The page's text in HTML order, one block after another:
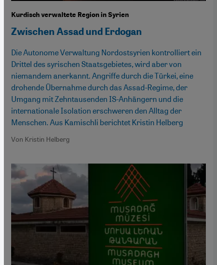
Kurdisch verwaltete Region in Syrien
Zwischen Assad und Erdogan
Die Autonome Verwaltung Nordostsyrien kontrolliert ein
Drittel des syrischen Staatsgebietes, wird aber von
niemandem anerkannt. Angriffe durch die Türkei, eine
drohende Übernahme durch das Assad-Regime, der
Umgang mit Zehntausenden IS-Anhängern und die
internationale Isolation erschweren den Alltag der
Menschen. Aus Kamischli berichtet Kristin Helberg
Von Kristin Helberg